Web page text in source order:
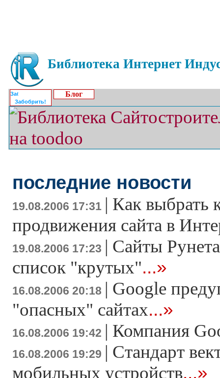
Библиотека Интернет
Забобрить!
Блог
последние новости
19.08.2006 17:31 | Как выбрать
продвижения сайта в
19.08.2006 17:23 | Сайты
список "крутых"...»
16.08.2006 20:18 | Google
"опасных" сайтах...»
16.08.2006 19:42 | Компания
16.08.2006 19:29 | Стандарт
мобильных устройств...»